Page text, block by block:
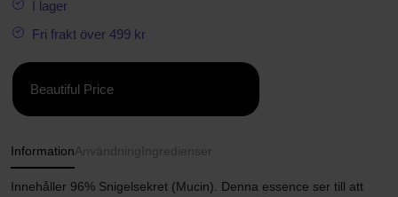
I lager
Fri frakt över 499 kr
Beautiful Price
InformationAnvändning Ingredienser
Innehåller 96% Snigelsekret (Mucin). Denna essence ser till att